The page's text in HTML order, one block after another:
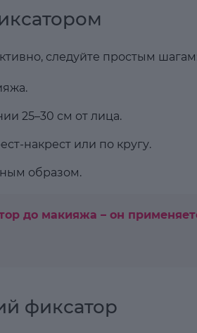
следуйте простым
25–30 см от лица.
накрест или по кругу.
образом.
до макияжа – он
фиксатор